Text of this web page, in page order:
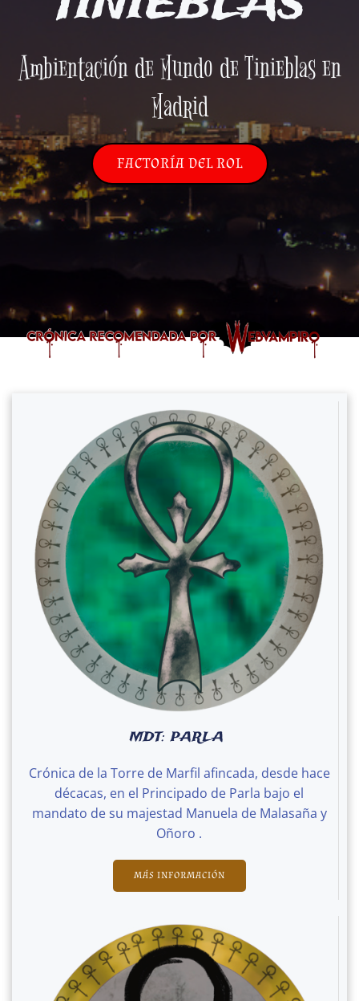
Ambientación de Mundo de Tinieblas en
Madrid
FACTORÍA DEL ROL
MDT: PARLA
Crónica de la Torre de Marfil afincada, desde hace
décacas, en el Principado de Parla bajo el
mandato de su majestad Manuela de Malasaña y
Oñoro .
MÁS INFORMACIÓN